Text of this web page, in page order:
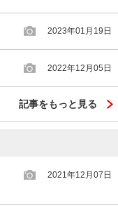
2023年01月19日
2022年12月05日
記事をもっと見る
2021年12月07日